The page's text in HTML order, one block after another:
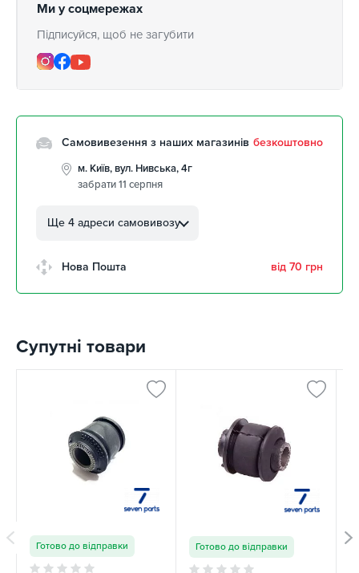
Ми у соцмережах
Підписуйся, щоб не загубити
Самовивезення з наших магазинів безкоштовно
м. Київ, вул. Нивська, 4г
забрати 11 серпня
Автолюбителів, 8а
Клинцівський авторинок
м. Київ, вул. Остафія
забрати 11 серпня
Ще 4 адреси самовивозу
Нова Пошта від 70 грн
Супутні товари
Готово до відправки Готово до відправки